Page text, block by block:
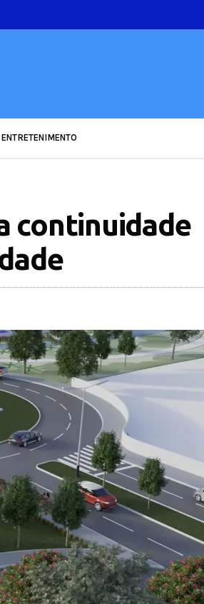
ENTRETENIMENTO
continuidade